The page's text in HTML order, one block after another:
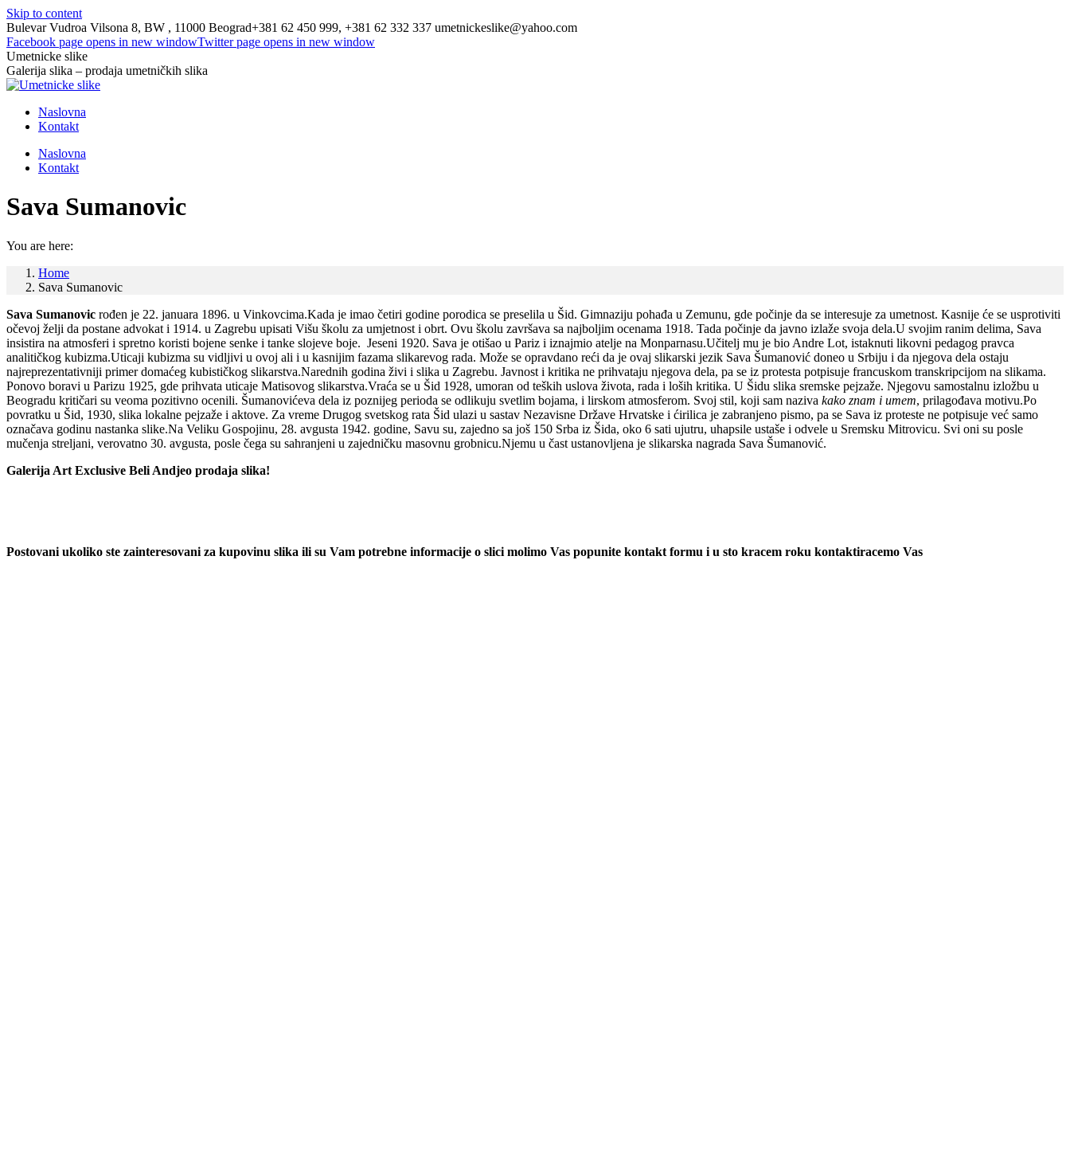
Skip to content
Bulevar Vudroa Vilsona 8, BW , 11000 Beograd+381 62 450 999, +381 62 332 337 umetnickeslike@yahoo.com
Facebook page opens in new windowTwitter page opens in new window
Umetnicke slike
Galerija slika – prodaja umetničkih slika
Naslovna
Kontakt
Naslovna
Kontakt
Sava Sumanovic
You are here:
Home
Sava Sumanovic
Sava Sumanovic rođen je 22. januara 1896. u Vinkovcima.Kada je imao četiri godine porodica se preselila u Šid. Gimnaziju pohađa u Zemunu, gde počinje da se interesuje za umetnost. Kasnije će se usprotiviti
očevoj želji da postane advokat i 1914. u Zagrebu upisati Višu školu za umjetnost i obrt. Ovu školu završava sa najboljim ocenama 1918. Tada počinje da javno izlaže svoja dela.U svojim ranim delima, Sava
insistira na atmosferi i spretno koristi bojene senke i tanke slojeve boje. Jeseni 1920. Sava je otišao u Pariz i iznajmio atelje na Monparnasu.Učitelj mu je bio Andre Lot, istaknuti likovni pedagog pravca
analitičkog kubizma.Uticaji kubizma su vidljivi u ovoj ali i u kasnijim fazama slikarevog rada. Može se opravdano reći da je ovaj slikarski jezik Sava Šumanović doneo u Srbiju i da njegova dela ostaju
najreprezentativniji primer domaćeg kubističkog slikarstva.Narednih godina živi i slika u Zagrebu. Javnost i kritika ne prihvataju njegova dela, pa se iz protesta potpisuje francuskom transkripcijom na slikama.
Ponovo boravi u Parizu 1925, gde prihvata uticaje Matisovog slikarstva.Vraća se u Šid 1928, umoran od teških uslova života, rada i loših kritika. U Šidu slika sremske pejzaže. Njegovu samostalnu izložbu u
Beogradu kritičari su veoma pozitivno ocenili. Šumanovićeva dela iz poznijeg perioda se odlikuju svetlim bojama, i lirskom atmosferom. Svoj stil, koji sam naziva kako znam i umem, prilagođava motivu.Po
povratku u Šid, 1930, slika lokalne pejzaže i aktove. Za vreme Drugog svetskog rata Šid ulazi u sastav Nezavisne Države Hrvatske i ćirilica je zabranjeno pismo, pa se Sava iz proteste ne potpisuje već samo
označava godinu nastanka slike.Na Veliku Gospojinu, 28. avgusta 1942. godine, Savu su, zajedno sa još 150 Srba iz Šida, oko 6 sati ujutru, uhapsile ustaše i odvele u Sremsku Mitrovicu. Svi oni su posle
mučenja streljani, verovatno 30. avgusta, posle čega su sahranjeni u zajedničku masovnu grobnicu.Njemu u čast ustanovljena je slikarska nagrada Sava Šumanović.
Galerija Art Exclusive Beli Andjeo prodaja slika!
Postovani ukoliko ste zainteresovani za kupovinu slika ili su Vam potrebne informacije o slici molimo Vas popunite kontakt formu i u sto kracem roku kontaktiracemo Vas